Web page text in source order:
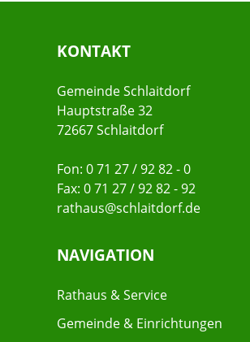
KONTAKT
Gemeinde Schlaitdorf
Hauptstraße 32
72667 Schlaitdorf
Fon: 0 71 27 / 92 82 - 0
Fax: 0 71 27 / 92 82 - 92
rathaus@schlaitdorf.de
NAVIGATION
Rathaus & Service
Gemeinde & Einrichtungen